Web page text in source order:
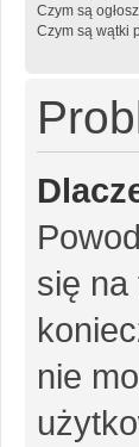
Czym są
Czym są wątki
się na
nie